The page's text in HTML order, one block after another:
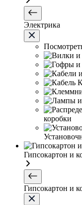
Электрика
коробки
Гипсокартон и
Гипсокартон и